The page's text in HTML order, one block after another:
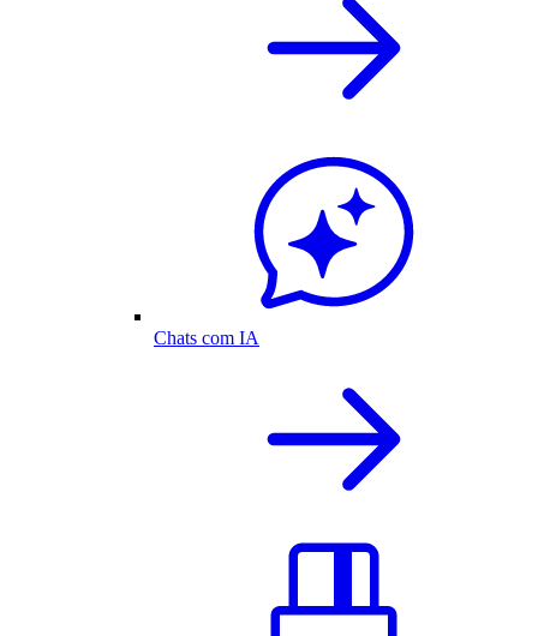
Chats com IA